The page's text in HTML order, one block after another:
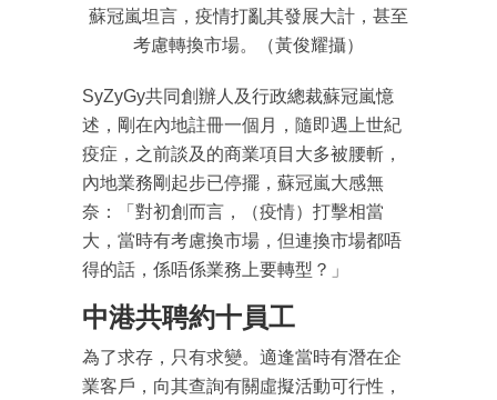
蘇冠嵐坦言，疫情打亂其發展大計，甚至
考慮轉換市場。（黃俊耀攝）
SyZyGy共同創辦人及行政總裁蘇冠嵐憶
述，剛在內地註冊一個月，隨即遇上世紀
疫症，之前談及的商業項目大多被腰斬，
內地業務剛起步已停擺，蘇冠嵐大感無
奈：「對初創而言，（疫情）打擊相當
大，當時有考慮換市場，但連換市場都唔
得的話，係唔係業務上要轉型？」
中港共聘約十員工
為了求存，只有求變。適逢當時有潛在企
業客戶，向其查詢有關虛擬活動可行性，